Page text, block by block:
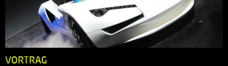
VORTRAG